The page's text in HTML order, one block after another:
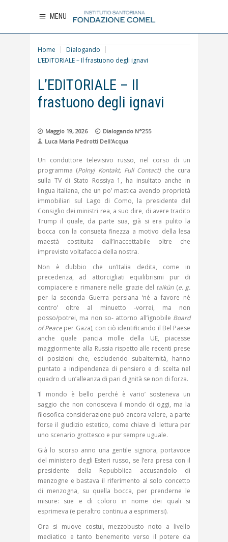
MENU
Home
Dialogando
L’EDITORIALE – Il frastuono degli ignavi
L’EDITORIALE – Il
frastuono degli ignavi
Maggio 19, 2026
Dialogando N°255
Luca Maria Pedrotti Dell'Acqua
Un conduttore televisivo russo, nel corso di un
programma (Polnyj Kontakt, Full Contact) che cura
sulla TV di Stato Rossiya 1, ha insultato anche in
lingua italiana, che un po’ mastica avendo proprietà
immobiliari sul Lago di Como, la presidente del
Consiglio dei ministri rea, a suo dire, di avere tradito
Trump il quale, da parte sua, già si era pulito la
bocca con la consueta finezza a motivo della lesa
maestà costituita dall’inaccettabile oltre che
imprevisto voltafaccia della nostra.
Non è dubbio che un’Italia dedita, come in
precedenza, ad attorcigliati equilibrismi pur di
compiacere e rimanere nelle grazie del taikùn (e. g.
per la seconda Guerra persiana ‘né a favore né
contro’ oltre al minuetto -vorrei, ma non
posso/potrei, ma non so- attorno all’ignobile Board
of Peace per Gaza), con ciò identificando il Bel Paese
anche quale pancia molle della UE, piacesse
maggiormente alla Russia rispetto alle recenti prese
di posizioni che, escludendo subalternità, hanno
puntato a indipendenza di pensiero e di scelta nel
quadro di un’alleanza di pari dignità se non di forza.
‘Il mondo è bello perché è vario’ sosteneva un
saggio che non conosceva il mondo di oggi, ma la
filosofica considerazione può ancora valere, a parte
forse il giudizio estetico, come chiave di lettura per
uno scenario grottesco e pur sempre uguale.
Già lo scorso anno una gentile signora, portavoce
del ministero degli Esteri russo, se l’era presa con il
presidente della Repubblica accusandolo di
menzogne e bastava il riferimento al solo concetto
di menzogna, su quella bocca, per prenderne le
misure: sue e di coloro in nome dei quali si
esprimeva (e peraltro continua a esprimersi).
Ora si muove costui, mezzobusto noto a livello
mediatico e tanto benemerito verso il potere da